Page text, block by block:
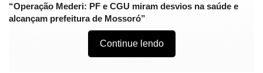
“Operação Mederi: PF e CGU miram desvios na saúde e
alcançam prefeitura de Mossoró”
Continue lendo